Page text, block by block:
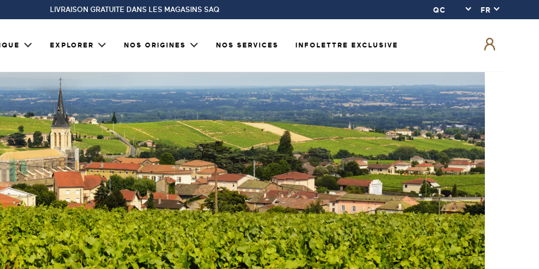
LIVRAISON GRATUITE DANS LES MAGASINS SAQ
EXPLORER NOS ORIGINES NOS SERVICES INFOLETTRE EXCLUSIVE